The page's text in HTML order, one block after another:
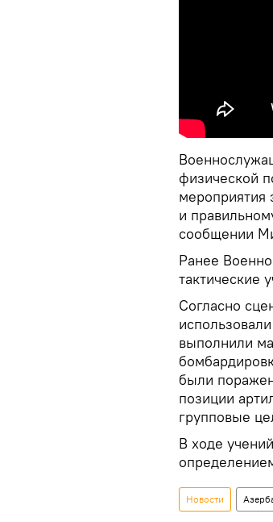
физической
мероприятия
и
сообщении
Ранее
тактические
Согласно
выполнили
были
позиции
групповые
В ходе
Новости